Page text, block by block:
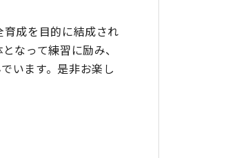
成を目的に結成され
なって練習に励み、
います。是非お楽し